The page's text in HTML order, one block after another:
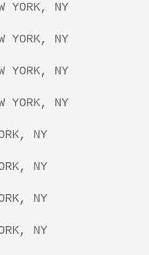
YORK, NY
YORK, NY
YORK, NY
YORK, NY
NY
NY
NY
NY